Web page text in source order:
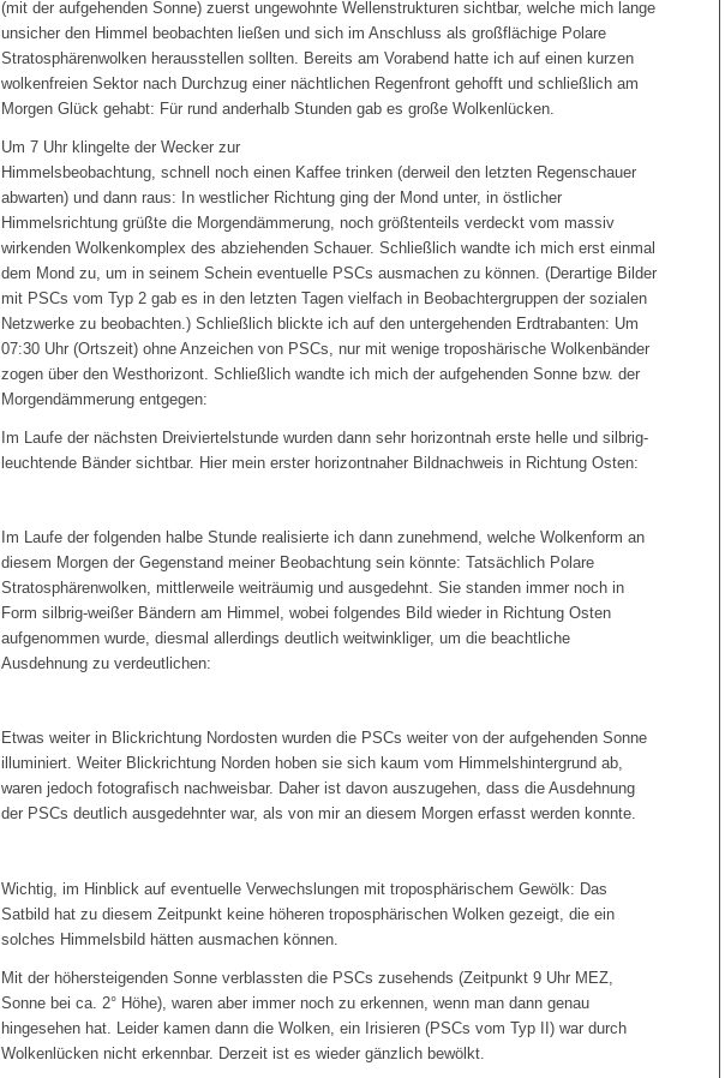
(mit der aufgehenden Sonne) zuerst ungewohnte Wellenstrukturen sichtbar, welche mich lange
unsicher den Himmel beobachten ließen und sich im Anschluss als großflächige Polare
Stratosphärenwolken herausstellen sollten. Bereits am Vorabend hatte ich auf einen kurzen
wolkenfreien Sektor nach Durchzug einer nächtlichen Regenfront gehofft und schließlich am
Morgen Glück gehabt: Für rund anderhalb Stunden gab es große Wolkenlücken.
Um 7 Uhr klingelte der Wecker zur
Himmelsbeobachtung, schnell noch einen Kaffee trinken (derweil den letzten Regenschauer
abwarten) und dann raus: In westlicher Richtung ging der Mond unter, in östlicher
Himmelsrichtung grüßte die Morgendämmerung, noch größtenteils verdeckt vom massiv
wirkenden Wolkenkomplex des abziehenden Schauer. Schließlich wandte ich mich erst einmal
dem Mond zu, um in seinem Schein eventuelle PSCs ausmachen zu können. (Derartige Bilder
mit PSCs vom Typ 2 gab es in den letzten Tagen vielfach in Beobachtergruppen der sozialen
Netzwerke zu beobachten.) Schließlich blickte ich auf den untergehenden Erdtrabanten: Um
07:30 Uhr (Ortszeit) ohne Anzeichen von PSCs, nur mit wenige troposhärische Wolkenbänder
zogen über den Westhorizont. Schließlich wandte ich mich der aufgehenden Sonne bzw. der
Morgendämmerung entgegen:
Im Laufe der nächsten Dreiviertelstunde wurden dann sehr horizontnah erste helle und silbrig-
leuchtende Bänder sichtbar. Hier mein erster horizontnaher Bildnachweis in Richtung Osten:
Im Laufe der folgenden halbe Stunde realisierte ich dann zunehmend, welche Wolkenform an
diesem Morgen der Gegenstand meiner Beobachtung sein könnte: Tatsächlich Polare
Stratosphärenwolken, mittlerweile weiträumig und ausgedehnt. Sie standen immer noch in
Form silbrig-weißer Bändern am Himmel, wobei folgendes Bild wieder in Richtung Osten
aufgenommen wurde, diesmal allerdings deutlich weitwinkliger, um die beachtliche
Ausdehnung zu verdeutlichen:
Etwas weiter in Blickrichtung Nordosten wurden die PSCs weiter von der aufgehenden Sonne
illuminiert. Weiter Blickrichtung Norden hoben sie sich kaum vom Himmelshintergrund ab,
waren jedoch fotografisch nachweisbar. Daher ist davon auszugehen, dass die Ausdehnung
der PSCs deutlich ausgedehnter war, als von mir an diesem Morgen erfasst werden konnte.
Wichtig, im Hinblick auf eventuelle Verwechslungen mit troposphärischem Gewölk: Das
Satbild hat zu diesem Zeitpunkt keine höheren troposphärischen Wolken gezeigt, die ein
solches Himmelsbild hätten ausmachen können.
Mit der höhersteigenden Sonne verblassten die PSCs zusehends (Zeitpunkt 9 Uhr MEZ,
Sonne bei ca. 2° Höhe), waren aber immer noch zu erkennen, wenn man dann genau
hingesehen hat. Leider kamen dann die Wolken, ein Irisieren (PSCs vom Typ II) war durch
Wolkenlücken nicht erkennbar. Derzeit ist es wieder gänzlich bewölkt.